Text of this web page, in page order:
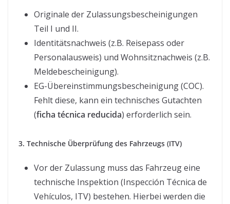
Originale der Zulassungsbescheinigungen
Teil I und II.
Identitätsnachweis (z.B. Reisepass oder
Personalausweis) und Wohnsitznachweis (z.B.
Meldebescheinigung).
EG-Übereinstimmungsbescheinigung (COC).
Fehlt diese, kann ein technisches Gutachten
(ficha técnica reducida) erforderlich sein.
3. Technische Überprüfung des Fahrzeugs (ITV)
Vor der Zulassung muss das Fahrzeug eine
technische Inspektion (Inspección Técnica de
Vehículos, ITV) bestehen. Hierbei werden die